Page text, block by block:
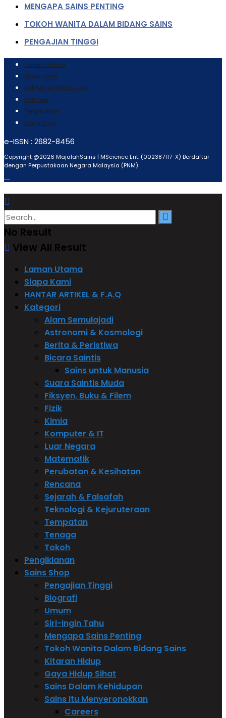
MENGAPA SAINS PENTING
TOKOH WANITA DALAM BIDANG SAINS
PENGAJIAN TINGGI
Laman Utama
Siapa Kami
HANTAR ARTIKEL & F.A.Q
Kategori
Pengiklanan
Sains Shop
e-ISSN : 2682-8456
Copyright @2026 MajalahSains | MScience Ent. (002387117-X) Berdaftar
dengan Perpustakaan Negara Malaysia (PNM)
No Result
View All Result
Laman Utama
Siapa Kami
HANTAR ARTIKEL & F.A.Q
Kategori
Alam Semulajadi
Astronomi & Kosmologi
Berita & Peristiwa
Bicara Saintis
Sains untuk Manusia
Suara Saintis Muda
Fiksyen, Buku & Filem
Fizik
Kimia
Komputer & IT
Luar Negara
Matematik
Perubatan & Kesihatan
Rencana
Sejarah & Falsafah
Teknologi & Kejuruteraan
Tempatan
Tenaga
Tokoh
Pengiklanan
Sains Shop
Pengajian Tinggi
Biografi
Umum
Siri-Ingin Tahu
Mengapa Sains Penting
Tokoh Wanita Dalam Bidang Sains
Kitaran Hidup
Gaya Hidup Sihat
Sains Dalam Kehidupan
Sains Itu Menyeronokkan
Careers